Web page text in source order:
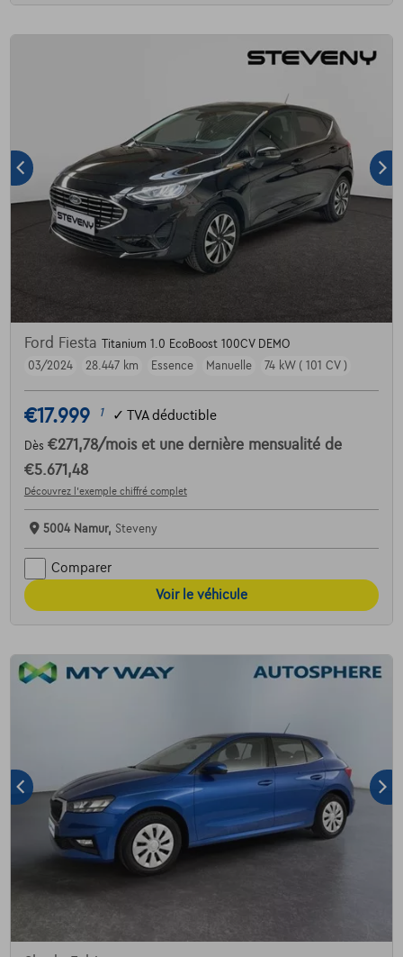
Ford Fiesta Titanium 1.0 EcoBoost 100CV DEMO
03/2024
28.447 km Essence Manuelle 74 kW ( 101 CV )
€17.999 1 ✓ TVA déductible
Dès €271,78/mois et une dernière mensualité de
€5.671,48
Découvrez l’exemple chiffré complet
5004 Namur, Steveny
Comparer
Voir le véhicule